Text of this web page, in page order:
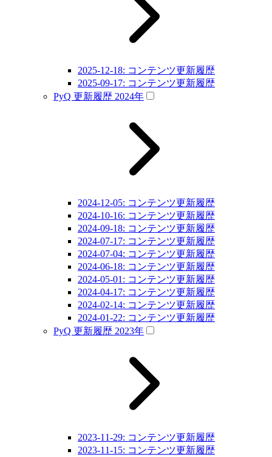
2025-12-18: コンテンツ更新履歴
2025-09-17: コンテンツ更新履歴
PyQ 更新履歴 2024年
2024-12-05: コンテンツ更新履歴
2024-10-16: コンテンツ更新履歴
2024-09-18: コンテンツ更新履歴
2024-07-17: コンテンツ更新履歴
2024-07-04: コンテンツ更新履歴
2024-06-18: コンテンツ更新履歴
2024-05-01: コンテンツ更新履歴
2024-04-17: コンテンツ更新履歴
2024-02-14: コンテンツ更新履歴
2024-01-22: コンテンツ更新履歴
PyQ 更新履歴 2023年
2023-11-29: コンテンツ更新履歴
2023-11-15: コンテンツ更新履歴